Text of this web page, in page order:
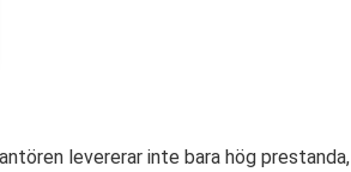
levererar inte bara hög prestanda,